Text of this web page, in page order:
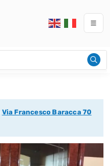
Via Francesco Baracca 70